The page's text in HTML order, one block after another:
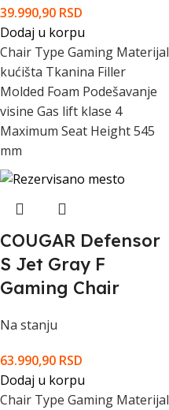
39.990,90 RSD
Dodaj u korpu
Chair Type Gaming Materijal
kućišta Tkanina Filler
Molded Foam Podešavanje
visine Gas lift klase 4
Maximum Seat Height 545
mm
COUGAR Defensor
S Jet Gray F
Gaming Chair
Na stanju
63.990,90 RSD
Dodaj u korpu
Chair Type Gaming Materijal